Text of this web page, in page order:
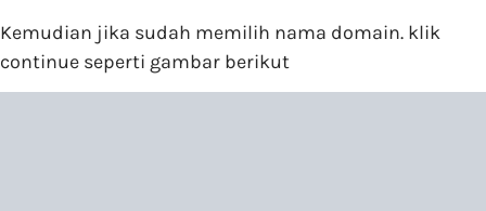
Kemudian jika sudah memilih nama domain. klik
continue seperti gambar berikut